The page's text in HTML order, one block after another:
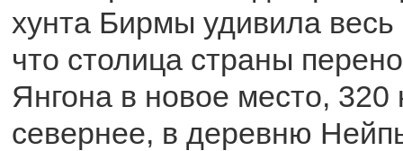
хунта Бирмы удивила
что столица страны
Янгона в новое место, 320
севернее, в деревню